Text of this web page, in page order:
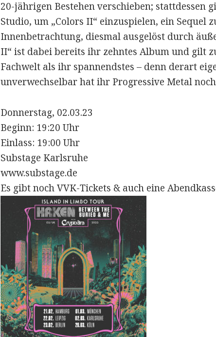
20-jährigen Bestehen verschieben; stattdessen
Studio, um „Colors II“ einzuspielen, ein Sequel
Innenbetrachtung, diesmal ausgelöst durch
II“ ist dabei bereits ihr zehntes Album und gilt
Fachwelt als ihr spannendstes – denn derart
unverwechselbar hat ihr Progressive Metal
Donnerstag, 02.03.23
Beginn: 19:20 Uhr
Einlass: 19:00 Uhr
Substage Karlsruhe
www.substage.de
Es gibt noch VVK-Tickets & auch eine